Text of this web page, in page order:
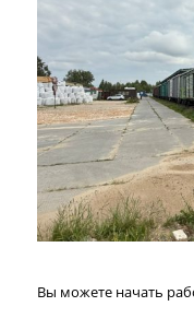
Вы можете начать